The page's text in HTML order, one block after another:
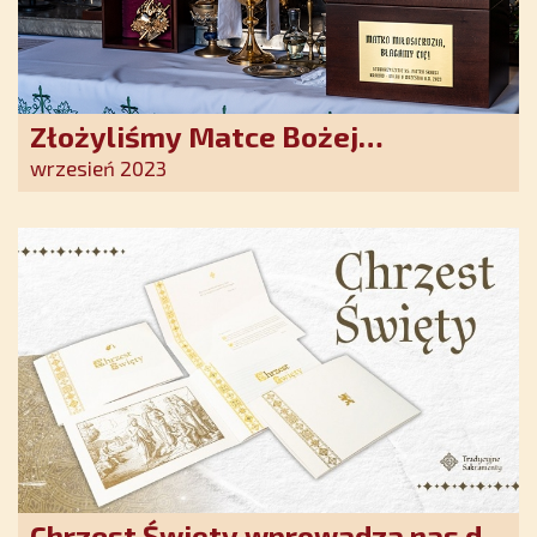
Złożyliśmy Matce Bożej
Ostrobramskiej pozłacane wotum
wrzesień 2023